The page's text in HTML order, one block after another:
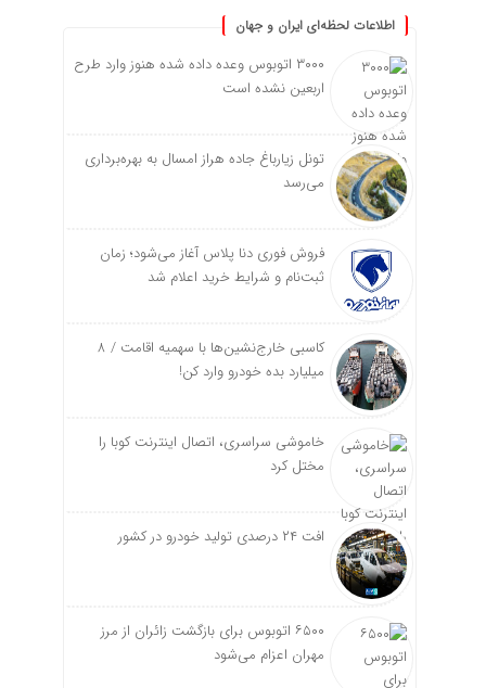
اطلاعات لحظه‌ای ایران و جهان
۳۰۰۰ اتوبوس وعده داده شده هنوز وارد طرح
اربعین نشده است
تونل زیارباغ جاده هراز امسال به بهره‌برداری
می‌رسد
فروش فوری دنا پلاس آغاز می‌شود؛ زمان
ثبت‌نام و شرایط خرید اعلام شد
کاسبی خارج‌نشین‌ها با سهمیه اقامت / ۸
میلیارد بده خودرو وارد کن!
خاموشی سراسری، اتصال اینترنت کوبا را
مختل کرد
افت ۲۴ درصدی تولید خودرو در کشور
۶۵۰۰ اتوبوس برای بازگشت زائران از مرز
مهران اعزام می‌شود